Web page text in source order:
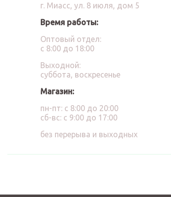
г. Миасс, ул. 8 июля, дом 5
Время работы:
Оптовый отдел:
с 8:00 до 18:00
Выходной:
суббота, воскресенье
Магазин:
пн-пт: с 8:00 до 20:00
сб-вс: с 9:00 до 17:00
без перерыва и выходных